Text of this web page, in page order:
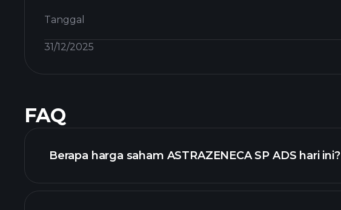
Tanggal
31/12/2025
FAQ
Berapa harga saham ASTRAZENECA SP ADS hari ini?